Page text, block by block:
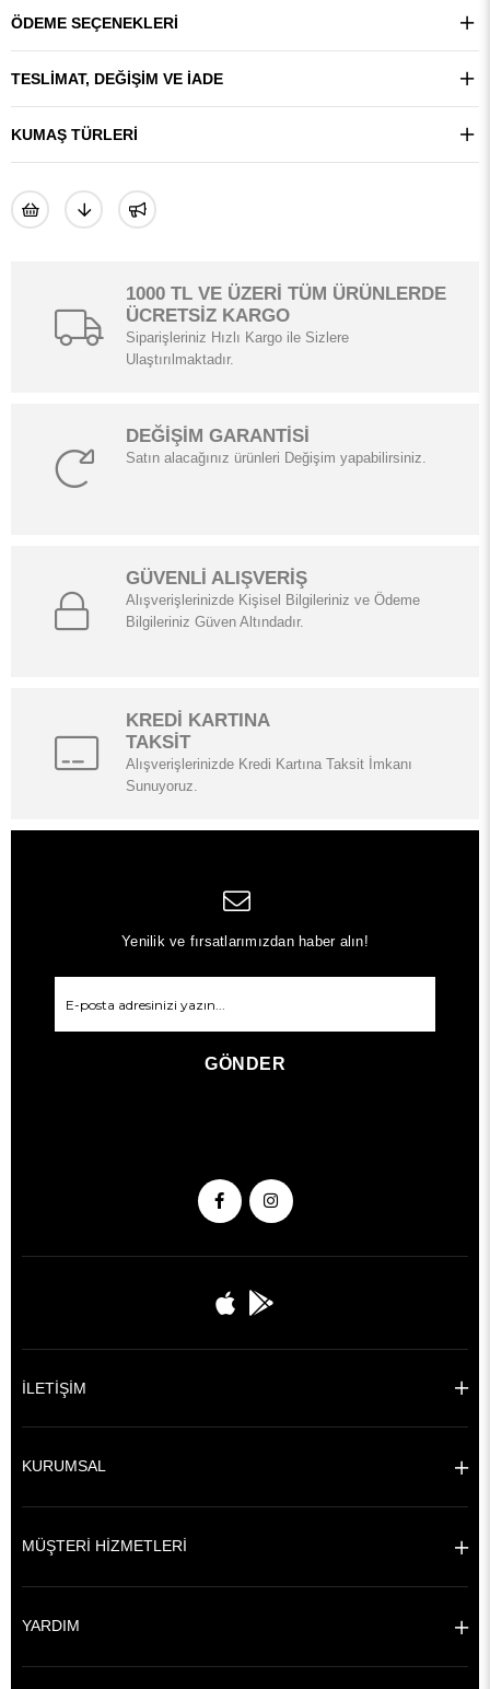
ÖDEME SEÇENEKLERI
TESLIMAT, DEĞIŞIM VE İADE
KUMAŞ TÜRLERI
1000 TL VE ÜZERİ TÜM ÜRÜNLERDE
ÜCRETSİZ KARGO
Siparişleriniz Hızlı Kargo ile Sizlere
Ulaştırılmaktadır.
DEĞİŞİM GARANTİSİ
Satın alacağınız ürünleri Değişim yapabilirsiniz.
GÜVENLİ ALIŞVERİŞ
Alışverişlerinizde Kişisel Bilgileriniz ve Ödeme
Bilgileriniz Güven Altındadır.
KREDİ KARTINA
TAKSİT
Alışverişlerinizde Kredi Kartına Taksit İmkanı
Sunuyoruz.
Yenilik ve fırsatlarımızdan haber alın!
GÖNDER
İLETİŞİM
KURUMSAL
MÜŞTERİ HİZMETLERİ
YARDIM